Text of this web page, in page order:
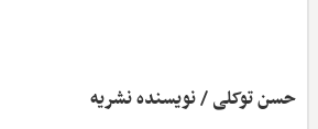
حسن توکلی / نویسنده نشریه